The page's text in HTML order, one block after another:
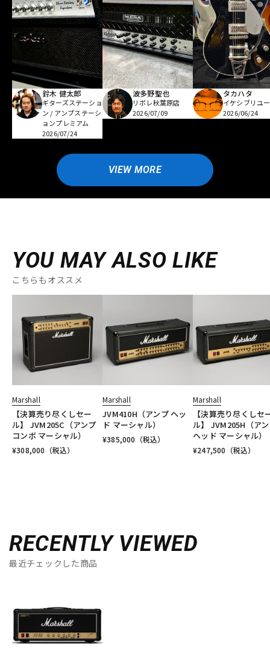
鈴木 健太郎
ギターズステーショ
ン / アンプステーシ
ョンプレミアム
2026/07/24
波多野聖也
リボレ秋葉原店
2026/07/09
タカハタ
イケシブリユ
2026/06/24
VIEW MORE
YOU MAY ALSO LIKE
こちらもオススメ
Marshall
【決算売り尽くしセー
ル】 JVM205C（アンプ
コンボ マーシャル）
¥308,000 （税込）
Marshall
JVM410H（アンプ ヘッ
ド マーシャル）
¥385,000 （税込）
Marshall
【決算売り尽くしセ
ル】 JVM205H（ア
ヘッド マーシャル）
¥247,500 （税込）
RECENTLY VIEWED
最近チェックした商品